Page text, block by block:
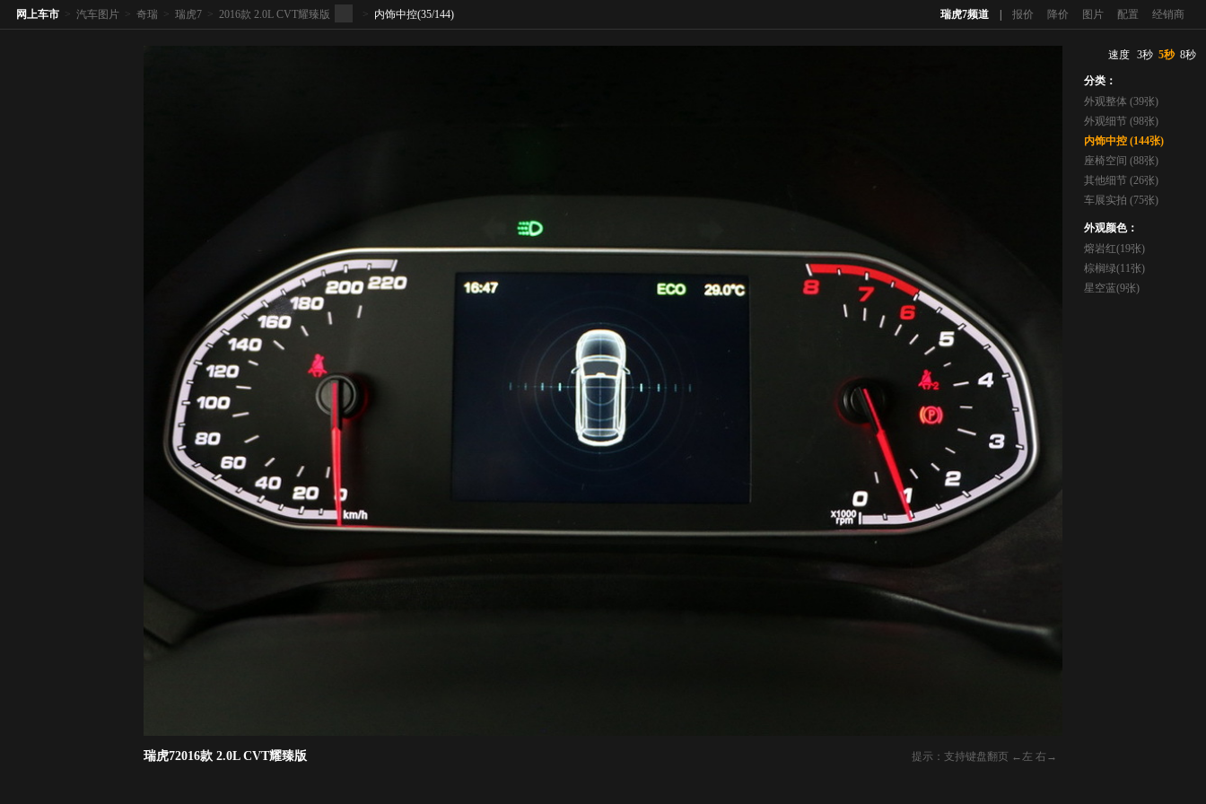
瑞虎7频道 报价 降价 图片 配置 经销商
网上车市 > 汽车图片 > 奇瑞 > 瑞虎7 > 2016款 2.0L CVT耀臻版 > 内饰中控(35/144)
提示：支持键盘翻页 ←左 右→
瑞虎72016款 2.0L CVT耀臻版
速度 3秒 5秒 8秒
分类：
外观整体 (39张)
外观细节 (98张)
内饰中控 (144张)
座椅空间 (88张)
其他细节 (26张)
车展实拍 (75张)
外观颜色：
熔岩红(19张)
棕榈绿(11张)
星空蓝(9张)